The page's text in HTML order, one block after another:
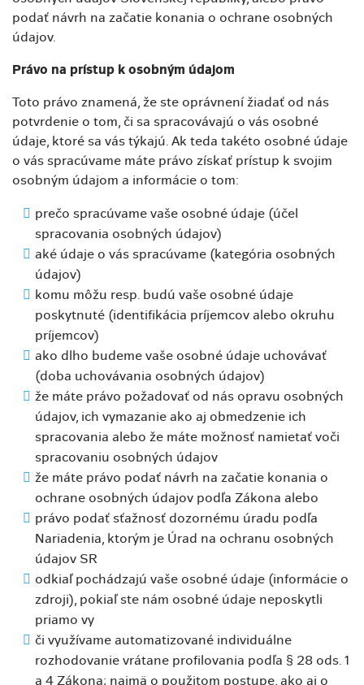
podať návrh na začatie konania o ochrane osobných
údajov.
Právo na prístup k osobným údajom
Toto právo znamená, že ste oprávnení žiadať od nás
potvrdenie o tom, či sa spracovávajú o vás osobné
údaje, ktoré sa vás týkajú. Ak teda takéto osobné údaje
o vás spracúvame máte právo získať prístup k svojim
osobným údajom a informácie o tom:
prečo spracúvame vaše osobné údaje (účel
spracovania osobných údajov)
aké údaje o vás spracúvame (kategória osobných
údajov)
komu môžu resp. budú vaše osobné údaje
poskytnuté (identifikácia príjemcov alebo okruhu
príjemcov)
ako dlho budeme vaše osobné údaje uchovávať
(doba uchovávania osobných údajov)
že máte právo požadovať od nás opravu osobných
údajov, ich vymazanie ako aj obmedzenie ich
spracovania alebo že máte možnosť namietať voči
spracovaniu osobných údajov
že máte právo podať návrh na začatie konania o
ochrane osobných údajov podľa Zákona alebo
právo podať sťažnosť dozornému úradu podľa
Nariadenia, ktorým je Úrad na ochranu osobných
údajov SR
odkiaľ pochádzajú vaše osobné údaje (informácie o
zdroji), pokiaľ ste nám osobné údaje neposkytli
priamo vy
či využívame automatizované individuálne
rozhodovanie vrátane profilovania podľa § 28 ods. 1
a 4 Zákona; najmä o použitom postupe, ako aj o